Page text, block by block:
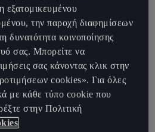
το CUPRA Tavascan είναι το πρώτο
Στον τόπο καταγωγής του,
εργοστάσια παραγωγής
Βρίσκεται σε βάθος 500 μ., μέσα στα
καταρράχτες στην Ευρώπη,
ζωή στον τόπο. H CUPRA στοχεύει
με το CUPRA Tavascan
αυτοκίνητα μπορούν να
εξατομικευμένου
την παροχή διαφημίσεων
δυνατότητα κοινοποίησης
σας. Μπορείτε να
σας κάνοντας κλικ στην
cookies». Για όλες
με κάθε τύπο cookie που
στην Πολιτική